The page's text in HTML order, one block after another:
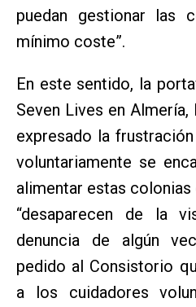
puedan gestionar las
mínimo coste”.
En este sentido, la
Seven Lives en Almería,
expresado la
voluntariamente se
alimentar estas
“desaparecen de la
denuncia de algún
pedido al Consistorio
a los cuidadores